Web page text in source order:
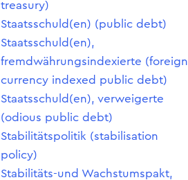
treasury)
Staatsschuld(en) (public debt)
Staatsschuld(en),
fremdwährungsindexierte (foreign
currency indexed public debt)
Staatsschuld(en), verweigerte
(odious public debt)
Stabilitätspolitik (stabilisation
policy)
Stabilitäts-und Wachstumspakt,